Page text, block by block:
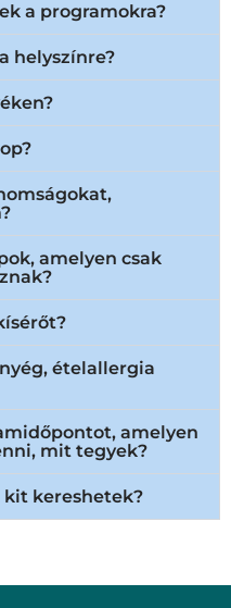
a programokra?
helyszínre?
amelyen csak
ételallergia
amelyen
mit tegyek?
kit kereshetek?